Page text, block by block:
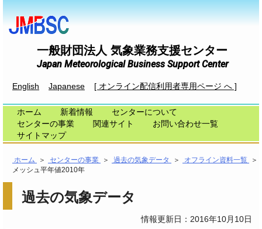
一般財団法人 気象業務支援センター
Japan Meteorological Business Support Center
English Japanese [ オンライン配信利用者専用ページ へ ]
ホーム 新着情報
センターについて
センターの事業
関連サイト
お問い合わせ一覧
サイトマップ
ホーム ＞ センターの事業 ＞ 過去の気象データ ＞ オフライン資料一覧
＞
メッシュ平年値2010年
過去の気象データ
情報更新日：2016年10月10日